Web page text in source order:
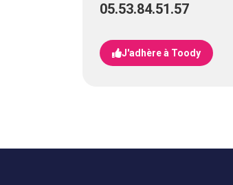
05.53.84.51.57
J'adhère à Toody